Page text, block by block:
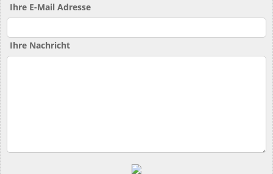
Ihre E-Mail Adresse
Ihre Nachricht